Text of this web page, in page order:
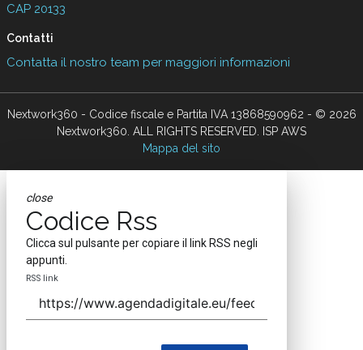
CAP 20133
Contatti
Contatta il nostro team per maggiori informazioni
Nextwork360 - Codice fiscale e Partita IVA 13868590962 - © 2026
Nextwork360. ALL RIGHTS RESERVED. ISP AWS
Mappa del sito
close
Codice Rss
Clicca sul pulsante per copiare il link RSS negli
appunti.
RSS link